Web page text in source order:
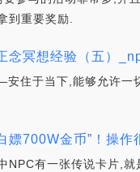
到重要奖励.
念冥想经验（五）
当下,能够允许一切
嫖700W金币”！操
NPC有一张传说卡片,